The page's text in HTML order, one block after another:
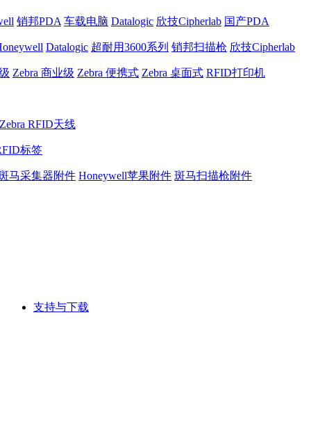
销邦PDA 车载电脑 Datalogic 欣技Cipherlab 国产PDA
Datalogic 超耐用3600系列 销邦扫描枪 欣技Cipherlab
Zebra 商业级 Zebra 便携式 Zebra 桌面式 RFID打印机
Zebra RFID天线
标签
马采集器附件 Honeywell苹果附件 斑马扫描枪附件
支持与下载